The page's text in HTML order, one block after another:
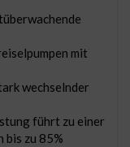
mit
wechselnder
führt zu einer
bis zu 85%